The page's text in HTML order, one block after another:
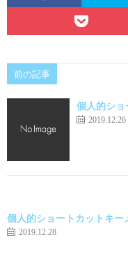
前の記事
個人的シ
2019.12.26
個人的ショートカットキ
2019.12.28